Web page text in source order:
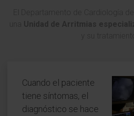
Cuando el paciente
tiene síntomas, el
diagnóstico se hace